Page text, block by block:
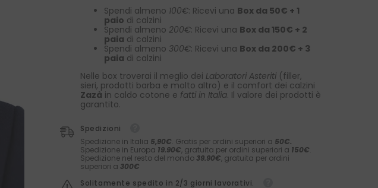
Spendi almeno 100€: Ricevi una Box da 50€ + 1
paio di calzini
Spendi almeno200€: Ricevi una Box da 150€ + 2
paia di calzini
Spendi almeno 300€: Ricevi una Box da 200€ + 3
paia di calzini
Nelle box troverai il meglio dei Laboratori Asteriti (filler,
sieri, prodotti barba e molto altro) e il comfort dei calzini
Zazà in caldo cotone e fatti in Italia. Il valore dei prodotti è
garantito.
Spedizioni
Spedizione in Italia 5,90€. Gratis per ordini superiori a 50€.
Spedizione in Europa 19.90€, gratuita per ordini superiori a 150€.
Spedizione nel resto del mondo 39.90€, gratuita per ordini
superiori a 300€
Solitamente spedito in 2/3 giorni lavorativi.